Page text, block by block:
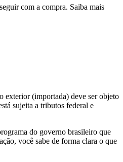
com a compra. Saiba mais
exterior (importada) deve ser objeto
sujeita a tributos federal e
do governo brasileiro que
você sabe de forma clara o que